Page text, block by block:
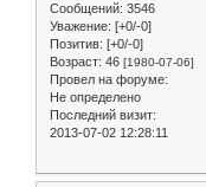
Сообщений: 3546
Уважение: [+0/-0]
Позитив: [+0/-0]
Возраст: 46 [1980-07-06]
Провел на форуме:
Не определено
Последний визит:
2013-07-02 12:28:11